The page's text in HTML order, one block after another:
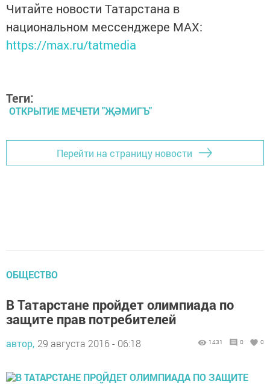
Читайте новости Татарстана в
национальном мессенджере MАХ:
https://max.ru/tatmedia
Теги:
ОТКРЫТИЕ МЕЧЕТИ "ҖӘМИГЪ"
Перейти на страницу новости
ОБЩЕСТВО
В Татарстане пройдет олимпиада по
защите прав потребителей
автор, 29 августа 2016 - 06:18 1431 0 0